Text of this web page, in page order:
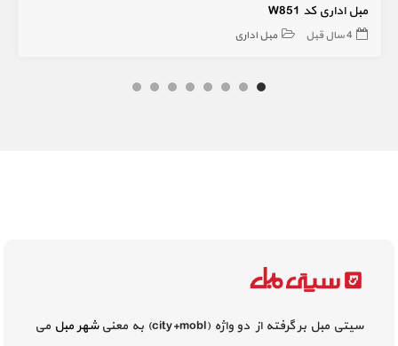
مبل اداری کد W851
4 سال قبل مبل اداری
سیتی مبل بر گرفته از دو واژه (city+mobl) به معنی شهر مبل می